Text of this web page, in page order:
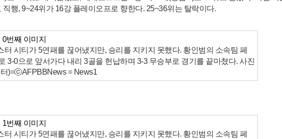
행, 9~24위가 16강 플레이오프로 향한다. 25~36위는 탈락이다.
터 시티가 5연패를 끊어냈지만, 승리를 지키지 못했다. 황인범의 소속팀 페
3-0으로 앞서가다 내리 3골을 헌납하며 3-3 무승부로 경기를 끝마쳤다. 사진
)=ⓒAFPBBNews = News1
터 시티가 5연패를 끊어냈지만, 승리를 지키지 못했다. 황인범의 소속팀 페